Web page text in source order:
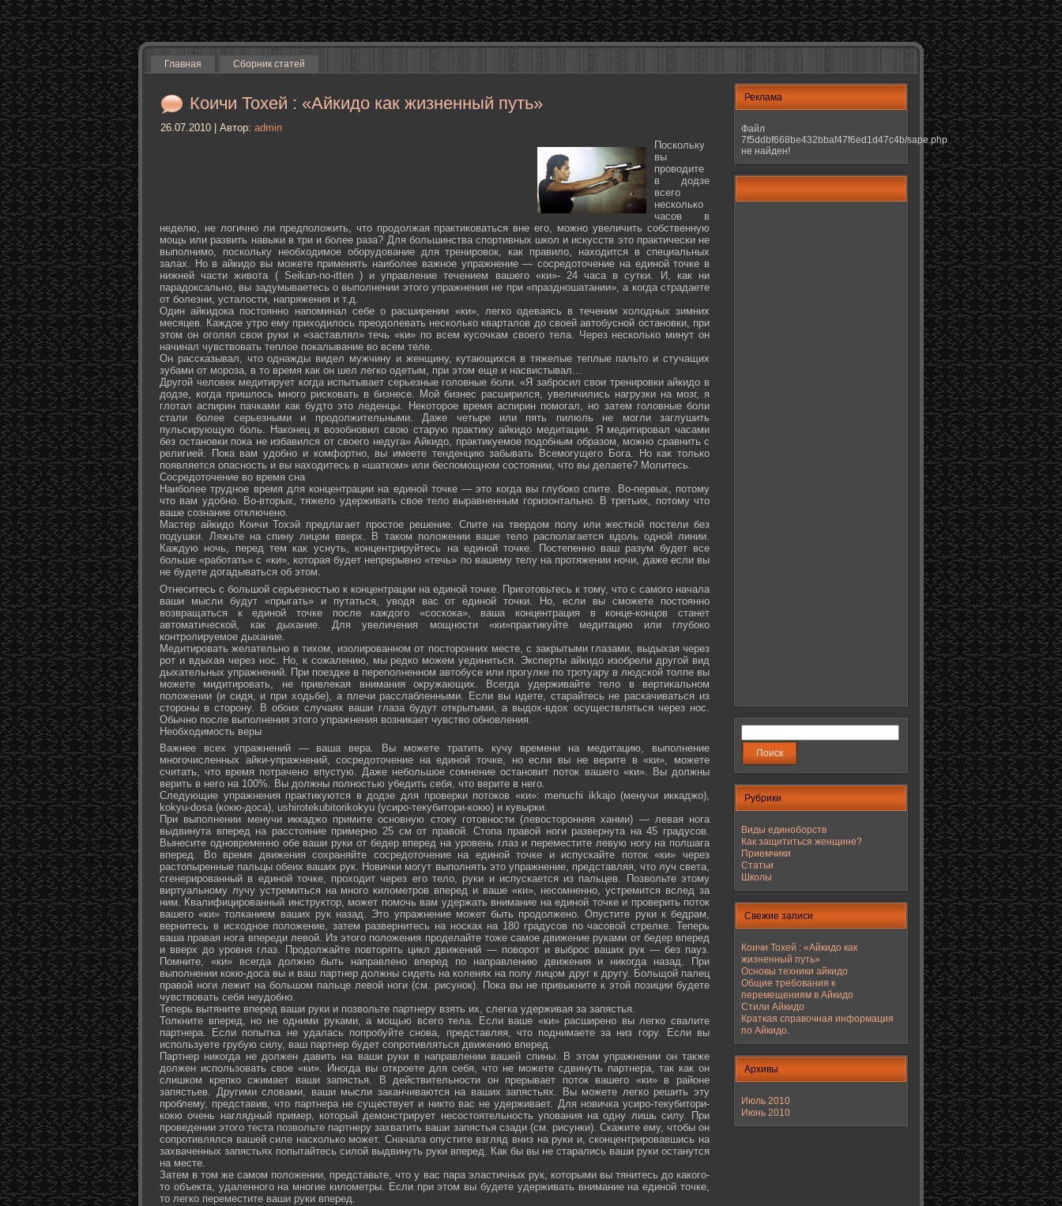
Главная Сборник статей
Коичи Тохей : «Айкидо как жизненный путь»
26.07.2010 | Автор: admin
Поскольку
вы
проводите
в додзе
всего
несколько
часов в
неделю, не логично ли предположить, что продолжая практиковаться вне его, можно увеличить собственную
мощь или развить навыки в три и более раза? Для большинства спортивных школ и искусств это практически не
выполнимо, поскольку необходимое оборудование для тренировок, как правило, находится в специальных
залах. Но в айкидо вы можете применять наиболее важное упражнение — сосредоточение на единой точке в
нижней части живота ( Seikan-­no-­itten ) и управление течением вашего «ки»- 24 часа в сутки. И, как ни
парадоксально, вы задумываетесь о выполнении этого упражнения не при «праздношатании», а когда страдаете
от болезни, усталости, напряжения и т.д.
Один айкидока постоянно напоминал себе о расширении «ки», легко одеваясь в течении холодных зимних
месяцев. Каждое утро ему приходилось преодолевать несколько кварталов до своей автобусной остановки, при
этом он оголял свои руки и «заставлял» течь «ки» по всем кусочкам своего тела. Через несколько минут он
начинал чувствовать теплое покалывание во всем теле.
Он рассказывал, что однажды видел мужчину и женщину, кутающихся в тяжелые теплые пальто и стучащих
зубами от мороза, в то время как он шел легко одетым, при этом еще и насвистывал…
Другой человек медитирует когда испытывает серьезные головные боли. «Я забросил свои тренировки айкидо в
додзе, когда пришлось много рисковать в бизнесе. Мой бизнес расширился, увеличились нагрузки на мозг, я
глотал аспирин пачками как будто это леденцы. Некоторое время аспирин помогал, но затем головные боли
стали более серьезными и продолжительными. Даже четыре или пять пилюль не могли заглушить
пульсирующую боль. Наконец я возобновил свою старую практику айкидо медитации. Я медитировал часами
без остановки пока не избавился от своего недуга» Айкидо, практикуемое подобным образом, можно сравнить с
религией. Пока вам удобно и комфортно, вы имеете тенденцию забывать Всемогущего Бога. Но как только
появляется опасность и вы находитесь в «шатком» или беспомощном состоянии, что вы делаете? Молитесь.
Сосредоточение во время сна
Наиболее трудное время для концентрации на единой точке — это когда вы глубоко спите. Во-первых, потому
что вам удобно. Во-вторых, тяжело удерживать свое тело выравненным горизонтально. В третьих, потому что
ваше сознание отключено.
Мастер айкидо Коичи Тохэй предлагает простое решение. Спите на твердом полу или жесткой постели без
подушки. Ляжьте на спину лицом вверх. В таком положении ваше тело располагается вдоль одной линии.
Каждую ночь, перед тем как уснуть, концентрируйтесь на единой точке. Постепенно ваш разум будет все
больше «работать» с «ки», которая будет непрерывно «течь» по вашему телу на протяжении ночи, даже если вы
не будете догадываться об этом.
Отнеситесь с большой серьезностью к концентрации на единой точке. Приготовьтесь к тому, что с самого начала
ваши мысли будут «прыгать» и путаться, уводя вас от единой точки. Но, если вы сможете постоянно
возвращаться к единой точке после каждого «соскока», ваша концентрация в конце-концов станет
автоматической, как дыхание. Для увеличения мощности «ки»практикуйте медитацию или глубоко
контролируемое дыхание.
Медитировать желательно в тихом, изолированном от посторонних месте, с закрытыми глазами, выдыхая через
рот и вдыхая через нос. Но, к сожалению, мы редко можем уединиться. Эксперты айкидо изобрели другой вид
дыхательных упражнений. При поездке в переполненном автобусе или прогулке по тротуару в людской толпе вы
можете мидитировать, не привлекая внимания окружающих. Всегда удерживайте тело в вертикальном
положении (и сидя, и при ходьбе), а плечи расслабленными. Если вы идете, старайтесь не раскачиваться из
стороны в сторону. В обоих случаях ваши глаза будут открытыми, а выдох-вдох осуществляться через нос.
Обычно после выполнения этого упражнения возникает чувство обновления.
Необходимость веры
Важнее всех упражнений — ваша вера. Вы можете тратить кучу времени на медитацию, выполнение
многочисленных айки-упражнений, сосредоточение на единой точке, но если вы не верите в «ки», можете
считать, что время потрачено впустую. Даже небольшое сомнение остановит поток вашего «ки». Вы должны
верить в него на 100%. Вы должны полностью убедить себя, что верите в него.
Следующие упражнения практикуются в додзе для проверки потоков «ки»: menuchi ikkajo (менучи иккаджо),
kokyu-dosa (кокю-доса), ushiro­tekubitori­kokyu (усиро-текубитори-кокю) и кувырки.
При выполнении менучи иккаджо примите основную стоку готовности (левосторонняя ханми) — левая нога
выдвинута вперед на расстояние примерно 25 см от правой. Стопа правой ноги развернута на 45 градусов.
Вынесите одновременно обе ваши руки от бедер вперед на уровень глаз и переместите левую ногу на полшага
вперед. Во время движения сохраняйте сосредоточение на единой точке и испускайте поток «ки» через
растопыренные пальцы обеих ваших рук. Новички могут выполнять это упражнение, представляя, что луч света,
сгенерированный в единой точке, проходит через его тело, руки и испускается из пальцев. Позвольте этому
виртуальному лучу устремиться на много километров вперед и ваше «ки», несомненно, устремится вслед за
ним. Квалифицированный инструктор, может помочь вам удержать внимание на единой точке и проверить поток
вашего «ки» толканием ваших рук назад. Это упражнение может быть продолжено. Опустите руки к бедрам,
вернитесь в исходное положение, затем развернитесь на носках на 180 градусов по часовой стрелке. Теперь
ваша правая нога впереди левой. Из этого положения проделайте тоже самое движение руками от бедер вперед
и вверх до уровня глаз. Продолжайте повторять цикл движений — поворот и выброс ваших рук — без пауз.
Помните, «ки» всегда должно быть направлено вперед по направлению движения и никогда назад. При
выполнении кокю-доса вы и ваш партнер должны сидеть на коленях на полу лицом друг к другу. Больщой палец
правой ноги лежит на большом пальце левой ноги (см. рисунок). Пока вы не привыкните к этой позиции будете
чувствовать себя неудобно.
Теперь вытяните вперед ваши руки и позвольте партнеру взять их, слегка удерживая за запястья.
Толкните вперед, но не одними руками, а мощью всего тела. Если ваше «ки» расширено вы легко свалите
партнера. Если попытка не удалась попробуйте снова, представляя, что поднимаете за низ гору. Если вы
используете грубую силу, ваш партнер будет сопротивляться движению вперед.
Партнер никогда не должен давить на ваши руки в направлении вашей спины. В этом упражнении он также
должен использовать свое «ки». Иногда вы откроете для себя, что не можете сдвинуть партнера, так как он
слишком крепко сжимает ваши запястья. В действительности он прерывает поток вашего «ки» в районе
запястьев. Другими словами, ваши мысли заканчиваются на ваших запястьях. Вы можете легко решить эту
проблему, представив, что партнера не существует и никто вас не удерживает. Для новичка усиро-текубитори-
кокю очень наглядный пример, который демонстрирует несостоятельность упования на одну лишь силу. При
проведении этого теста позвольте партнеру захватить ваши запястья сзади (см. рисунки). Скажите ему, чтобы он
сопротивлялся вашей силе насколько может. Сначала опустите взгляд вниз на руки и, сконцентрировавшись на
захваченных запястьях попытайтесь силой выдвинуть руки вперед. Как бы вы не старались ваши руки останутся
на месте.
Затем в том же самом положении, представьте, что у вас пара эластичных рук, которыми вы тянитесь до какого-
то объекта, удаленного на многие километры. Если при этом вы будете удерживать внимание на единой точке,
то легко переместите ваши руки вперед.
Реклама
Файл
7f5ddbf668be432bbaf47f6ed1d47c4b/sape.php
не найден!
Рубрики
Виды единоборств
Как защититься женщине?
Приемчики
Статьи
Школы
Свежие записи
Коичи Тохей : «Айкидо как
жизненный путь»
Основы техники айкидо
Общие требования к
перемещениям в Айкидо
Стили Айкидо
Краткая справочная информация
по Айкидо.
Архивы
Июль 2010
Июнь 2010